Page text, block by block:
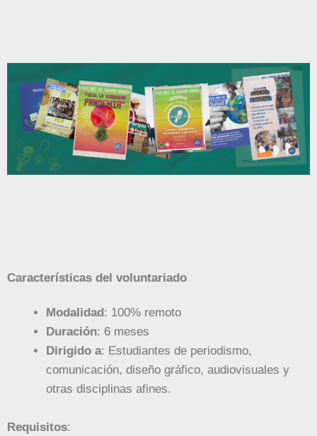
Características del voluntariado
Modalidad: 100% remoto
Duración: 6 meses
Dirigido a: Estudiantes de periodismo,
comunicación, diseño gráfico, audiovisuales y
otras disciplinas afines.
Requisitos: